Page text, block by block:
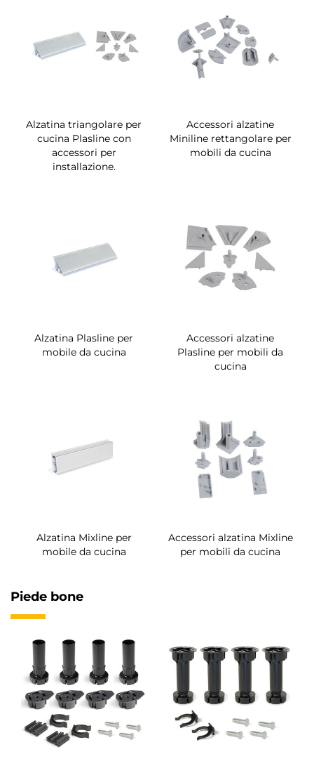
Alzatina triangolare per
cucina Plasline con
accessori per
installazione.
Accessori alzatine
Miniline rettangolare per
mobili da cucina
Alzatina Plasline per
mobile da cucina
Accessori alzatine
Plasline per mobili da
cucina
Alzatina Mixline per
mobile da cucina
Accessori alzatina Mixline
per mobili da cucina
Piede bone